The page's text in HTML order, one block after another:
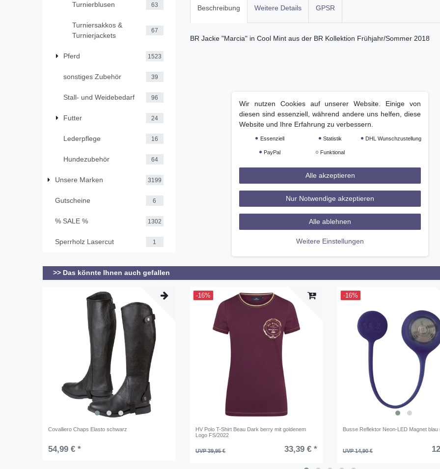
Turnierblusen 63
Turniersakkos &
Turnierjackets
67
Pferd 1523
sonstiges Zubehör 39
Stall- und Weidebedarf 96
Futter 24
Lederpflege 16
Hundezubehör 64
Unsere Marken 3199
Gutscheine 6
% SALE % 1302
Sperrholz Lasercut 1
Beschreibung Weitere Details GPSR
BR Jacke "Marcia" in Cool Mint aus der BR Kollektion Frühjahr/Sommer 2018
>> Das könnte Ihnen auch gefallen
Covalliero Chaps Elasto schwarz
54,99 € *
-16%
HV Polo T-Shirt Beau Dark berry mit goldenem
Logo FS/2022
UVP 39,95 € 33,39 € *
-16%
Busse Reflektor Neon-LED Magnet blau
UVP 14,90 €
Wir nutzen Cookies auf unserer Website. Einige von
diesen sind essenziell, während andere uns helfen, diese
Website und Ihre Erfahrung zu verbessern.
Essenziell Statistik DHL Wunschzustellung
PayPal Funktional
Alle akzeptieren
Nur Notwendige akzeptieren
Alle ablehnen
Weitere Einstellungen